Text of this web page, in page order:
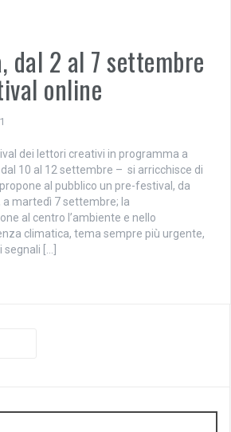
dal 2 al 7 settembre
online
dei lettori creativi in programma a
10 al 12 settembre – si arricchisce di
al pubblico un pre-festival, da
a martedì 7 settembre; la
al centro l’ambiente e nello
climatica, tema sempre più urgente,
[…]